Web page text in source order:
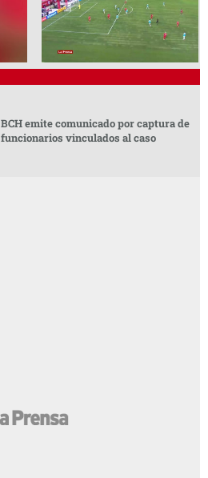
BCH emite comunicado por captura de
funcionarios vinculados al caso